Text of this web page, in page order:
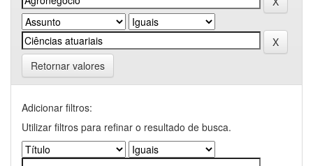
Retornar valores
Adicionar filtros:
Utilizar filtros para refinar o resultado de busca.